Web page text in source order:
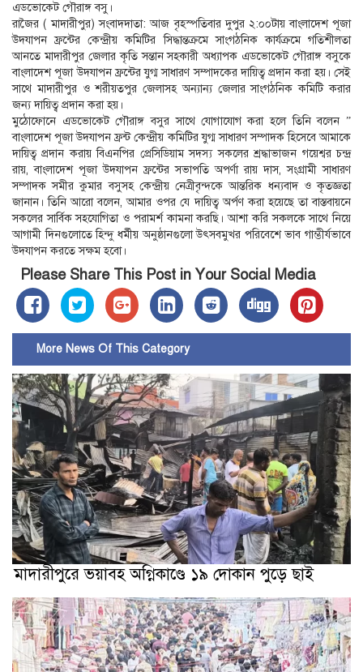
এডভোকেট গৌরাঙ্গ বসু।
রাজৈর ( মাদারীপুর) সংবাদদাতা: আজ বৃহস্পতিবার দুপুর ২:০০টায় বাংলাদেশ পূজা
উদযাপন ফ্রন্টের কেন্দ্রীয় কমিটির সিদ্ধান্তক্রমে সাংগঠনিক কার্যক্রমে গতিশীলতা
আনতে মাদারীপুর জেলার কৃতি সন্তান সহকারী অধ্যাপক এডভোকেট গৌরাঙ্গ বসুকে
বাংলাদেশ পূজা উদযাপন ফ্রন্টের যুগ্ম সাধারণ সম্পাদকের দায়িত্ব প্রদান করা হয়। সেই
সাথে মাদারীপুর ও শরীয়তপুর জেলাসহ অন্যান্য জেলার সাংগঠনিক কমিটি করার
জন্য দায়িত্ব প্রদান করা হয়।
মুঠোফোনে এডভোকেট গৌরাঙ্গ বসুর সাথে যোগাযোগ করা হলে তিনি বলেন ”
বাংলাদেশ পূজা উদযাপন ফ্রন্ট কেন্দ্রীয় কমিটির যুগ্ম সাধারণ সম্পাদক হিসেবে আমাকে
দায়িত্ব প্রদান করায় বিএনপির প্রেসিডিয়াম সদস্য সকলের শ্রদ্ধাভাজন গয়েশ্বর চন্দ্র
রায়, বাংলাদেশ পূজা উদযাপন ফ্রন্টের সভাপতি অপর্ণা রায় দাস, সংগ্রামী সাধারণ
সম্পাদক সমীর কুমার বসুসহ কেন্দ্রীয় নেত্রীবৃন্দকে আন্তরিক ধন্যবাদ ও কৃতজ্ঞতা
জানান। তিনি আরো বলেন, আমার ওপর যে দায়িত্ব অর্পণ করা হয়েছে তা বাস্তবায়নে
সকলের সার্বিক সহযোগিতা ও পরামর্শ কামনা করছি। আশা করি সকলকে সাথে নিয়ে
আগামী দিনগুলোতে হিন্দু ধর্মীয় অনুষ্ঠানগুলো উৎসবমুখর পরিবেশে ভাব গাম্ভীর্যভাবে
উদযাপন করতে সক্ষম হবো।
Please Share This Post in Your Social Media
More News Of This Category
মাদারীপুরে ভয়াবহ অগ্নিকাণ্ডে ১৯ দোকান পুড়ে ছাই